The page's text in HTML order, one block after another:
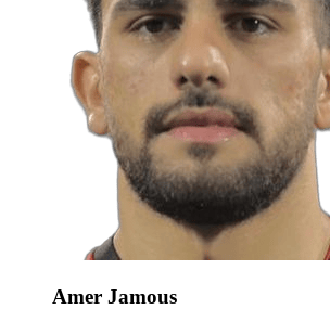
Amer Jamous